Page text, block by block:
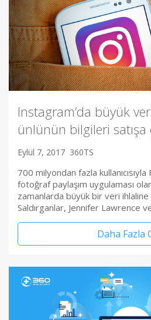
Instagram’da büyük
ünlünün bilgileri satışa
Eylül 7, 2017 360TS
700 milyondan fazla
fotoğraf paylaşım uygulaması
zamanlarda büyük bir veri ihlaline
Saldırganlar, Jennifer Lawrence
Daha Fazla